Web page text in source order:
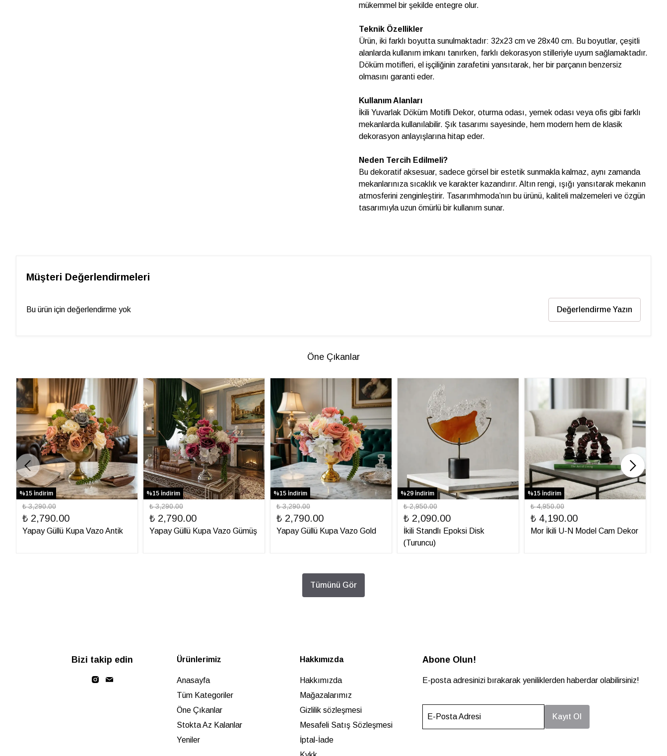
mükemmel bir şekilde entegre olur.
Teknik Özellikler
Ürün, iki farklı boyutta sunulmaktadır: 32x23 cm ve 28x40 cm. Bu boyutlar, çeşitli
alanlarda kullanım imkanı tanırken, farklı dekorasyon stilleriyle uyum sağlamaktadır.
Döküm motifleri, el işçiliğinin zarafetini yansıtarak, her bir parçanın benzersiz
olmasını garanti eder.
Kullanım Alanları
İkili Yuvarlak Döküm Motifli Dekor, oturma odası, yemek odası veya ofis gibi farklı
mekanlarda kullanılabilir. Şık tasarımı sayesinde, hem modern hem de klasik
dekorasyon anlayışlarına hitap eder.
Neden Tercih Edilmeli?
Bu dekoratif aksesuar, sadece görsel bir estetik sunmakla kalmaz, aynı zamanda
mekanlarınıza sıcaklık ve karakter kazandırır. Altın rengi, ışığı yansıtarak mekanın
atmosferini zenginleştirir. Tasarımhmoda’nın bu ürünü, kaliteli malzemeleri ve özgün
tasarımıyla uzun ömürlü bir kullanım sunar.
Müşteri Değerlendirmeleri
Bu ürün için değerlendirme yok Değerlendirme Yazın
Öne Çıkanlar
%15 İndirim
₺ 3,290.00
₺ 2,790.00
Yapay Güllü Kupa Vazo Antik
%15 İndirim
₺ 3,290.00
₺ 2,790.00
Yapay Güllü Kupa Vazo Gümüş
%15 İndirim
₺ 3,290.00
₺ 2,790.00
Yapay Güllü Kupa Vazo Gold
%29 İndirim
₺ 2,950.00
₺ 2,090.00
İkili Standlı Epoksi Disk
(Turuncu)
%15 İndirim
₺ 4,950.00
₺ 4,190.00
Mor İkili U-N Model Cam Dekor
Tümünü Gör
Bizi takip edin Ürünlerimiz
Anasayfa
Tüm Kategoriler
Öne Çıkanlar
Stokta Az Kalanlar
Yeniler
Hakkımızda
Hakkımızda
Mağazalarımız
Gizlilik sözleşmesi
Mesafeli Satış Sözleşmesi
İptal-İade
Abone Olun!
E-posta adresinizi bırakarak yeniliklerden haberdar olabilirsiniz!
E-Posta Adresi Kayıt Ol